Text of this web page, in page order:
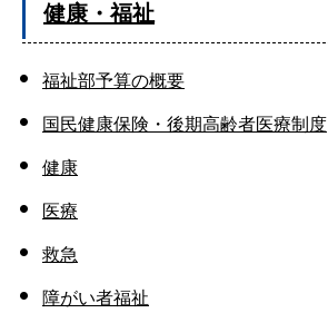
健康・福祉
福祉部予算の概要
国民健康保険・後期高齢者医療制度
健康
医療
救急
障がい者福祉